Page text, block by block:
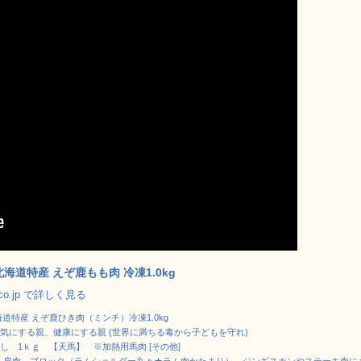
海道特産 えぞ鹿もも肉 冷凍1.0kg
で詳しく見る
道特産 えぞ鹿ひき肉（ミンチ）冷凍1.0kg
にする親、健康にする親 (世界に満ちる毒から子どもを守れ)
1ｋｇ 【天馬】 ※加熱用馬肉 [その他]